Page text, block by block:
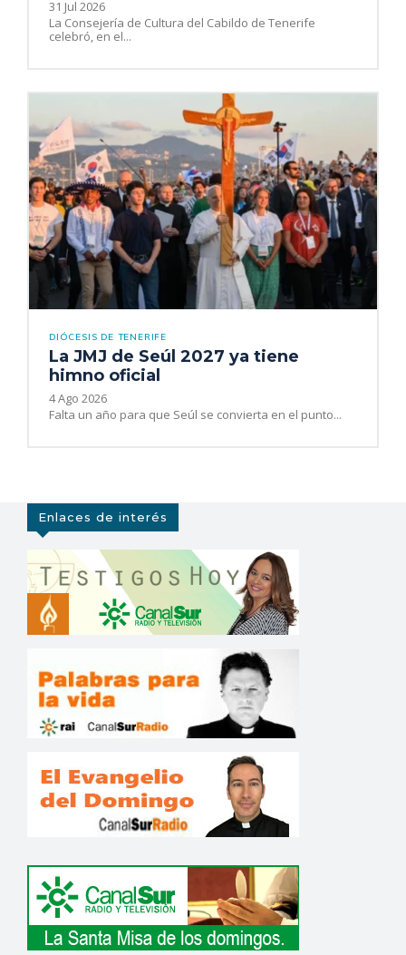
31 Jul 2026
La Consejería de Cultura del Cabildo de Tenerife
celebró, en el...
DIÓCESIS DE TENERIFE
La JMJ de Seúl 2027 ya tiene
himno oficial
4 Ago 2026
Falta un año para que Seúl se convierta en el punto...
Enlaces de interés